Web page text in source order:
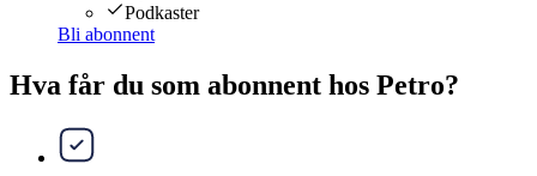
Podkaster
Bli abonnent
Hva får du som abonnent hos Petro?